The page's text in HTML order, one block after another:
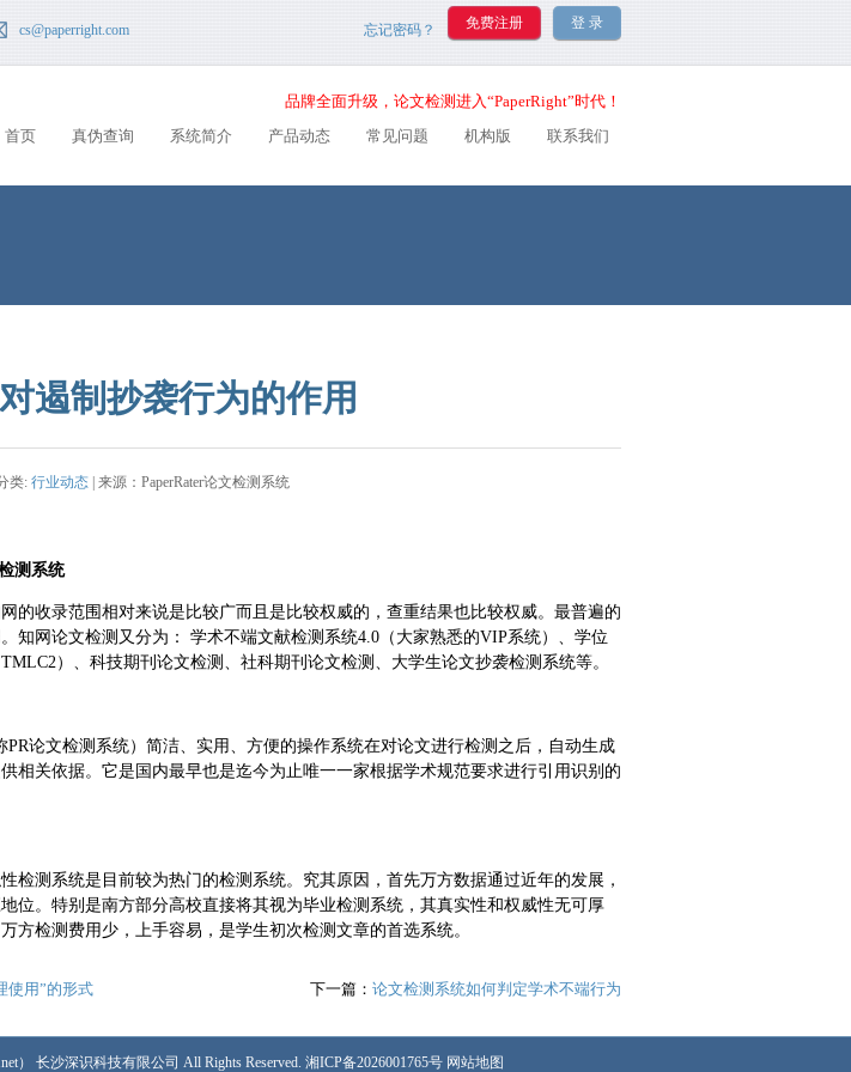
cs@paperright.com 忘记密码？
品牌全面升级，论文检测进入“PaperRight”时代！
首页
真伪查询 系统简介 产品动态 常见问题 机构版 联系我们
遏制抄袭行为的作用
类: 行业动态 | 来源：PaperRater论文检测系统
测系统
的收录范围相对来说是比较广而且是比较权威的，查重结果也比较权威。最普遍的
知网论文检测又分为： 学术不端文献检测系统4.0（大家熟悉的VIP系统）、学位
）、科技期刊论文检测、社科期刊论文检测、大学生论文抄袭检测系统等。
PR论文检测系统）简洁、实用、方便的操作系统在对论文进行检测之后，自动生成
相关依据。它是国内最早也是迄今为止唯一一家根据学术规范要求进行引用识别的
检测系统是目前较为热门的检测系统。究其原因，首先万方数据通过近年的发展，
位。特别是南方部分高校直接将其视为毕业检测系统，其真实性和权威性无可厚
方检测费用少，上手容易，是学生初次检测文章的首选系统。
使用”的形式 下一篇： 论文检测系统如何判定学术不端行为
） 长沙深识科技有限公司 All Rights Reserved. 湘ICP备2026001765号 网站地图